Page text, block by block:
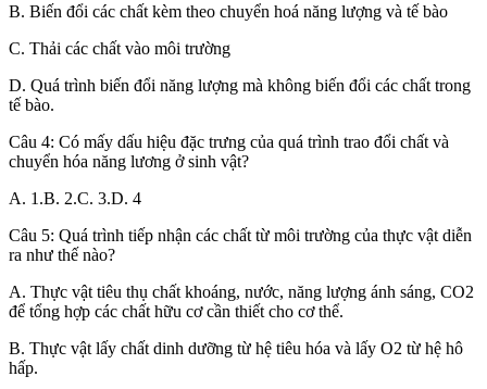
B. Biến đổi các chất kèm theo chuyển hoá năng lượng và tế bào
C. Thải các chất vào môi trường
D. Quá trình biến đổi năng lượng mà không biến đổi các chất trong
tế bào.
Câu 4: Có mấy dấu hiệu đặc trưng của quá trình trao đổi chất và
chuyển hóa năng lương ở sinh vật?
A. 1.B. 2.C. 3.D. 4
Câu 5: Quá trình tiếp nhận các chất từ môi trường của thực vật diễn
ra như thế nào?
A. Thực vật tiêu thụ chất khoáng, nước, năng lượng ánh sáng, CO2
để tổng hợp các chất hữu cơ cần thiết cho cơ thể.
B. Thực vật lấy chất dinh dưỡng từ hệ tiêu hóa và lấy O2 từ hệ hô
hấp.